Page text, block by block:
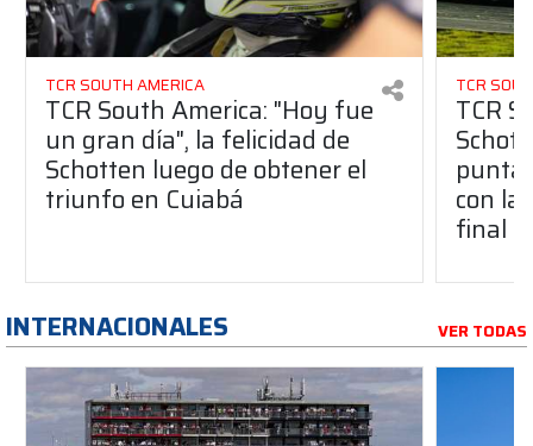
TCR SOUTH AMERICA
TCR South America: "Hoy fue
un gran día", la felicidad de
Schotten luego de obtener el
triunfo en Cuiabá
TCR
TCR
punta
con la
final
INTERNACIONALES VER TODAS